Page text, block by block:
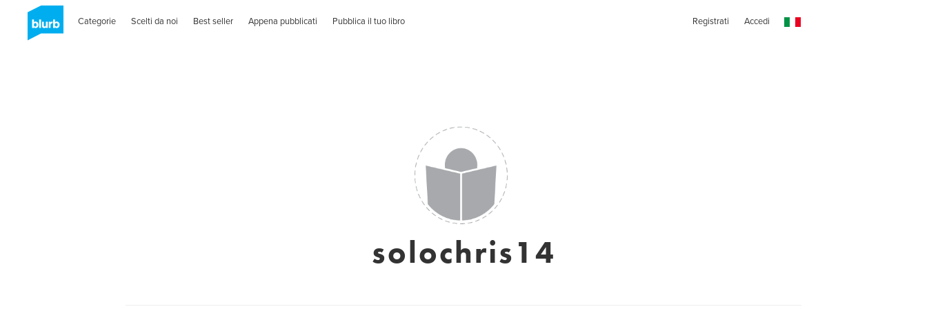
Categorie Scelti da noi Best seller Appena pubblicati Pubblica il tuo libro Registrati Accedi
solochris14